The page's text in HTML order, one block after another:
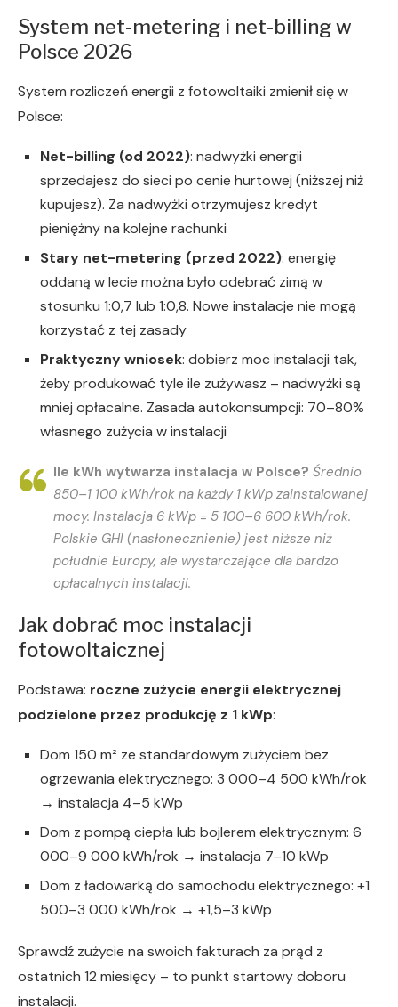
System net-metering i net-billing w
Polsce 2026
System rozliczeń energii z fotowoltaiki zmienił się w
Polsce:
Net-billing (od 2022): nadwyżki energii
sprzedajesz do sieci po cenie hurtowej (niższej niż
kupujesz). Za nadwyżki otrzymujesz kredyt
pieniężny na kolejne rachunki
Stary net-metering (przed 2022): energię
oddaną w lecie można było odebrać zimą w
stosunku 1:0,7 lub 1:0,8. Nowe instalacje nie mogą
korzystać z tej zasady
Praktyczny wniosek: dobierz moc instalacji tak,
żeby produkować tyle ile zużywasz – nadwyżki są
mniej opłacalne. Zasada autokonsumpcji: 70–80%
własnego zużycia w instalacji
Ile kWh wytwarza instalacja w Polsce? Średnio
850–1 100 kWh/rok na każdy 1 kWp zainstalowanej
mocy. Instalacja 6 kWp = 5 100–6 600 kWh/rok.
Polskie GHI (nasłonecznienie) jest niższe niż
południe Europy, ale wystarczające dla bardzo
opłacalnych instalacji.
Jak dobrać moc instalacji
fotowoltaicznej
Podstawa: roczne zużycie energii elektrycznej
podzielone przez produkcję z 1 kWp:
Dom 150 m² ze standardowym zużyciem bez
ogrzewania elektrycznego: 3 000–4 500 kWh/rok
→ instalacja 4–5 kWp
Dom z pompą ciepła lub bojlerem elektrycznym: 6
000–9 000 kWh/rok → instalacja 7–10 kWp
Dom z ładowarką do samochodu elektrycznego: +1
500–3 000 kWh/rok → +1,5–3 kWp
Sprawdź zużycie na swoich fakturach za prąd z
ostatnich 12 miesięcy – to punkt startowy doboru
instalacji.